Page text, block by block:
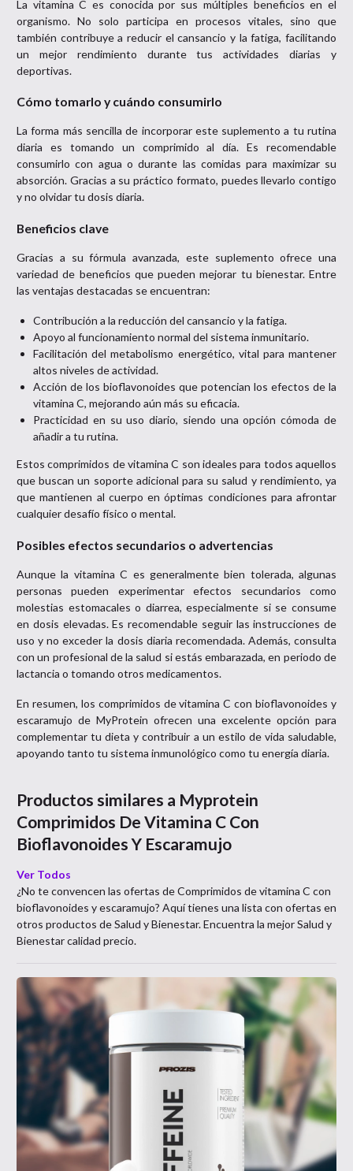
La vitamina C es conocida por sus múltiples beneficios en el
organismo. No solo participa en procesos vitales, sino que
también contribuye a reducir el cansancio y la fatiga, facilitando
un mejor rendimiento durante tus actividades diarias y
deportivas.
Cómo tomarlo y cuándo consumirlo
La forma más sencilla de incorporar este suplemento a tu rutina
diaria es tomando un comprimido al día. Es recomendable
consumirlo con agua o durante las comidas para maximizar su
absorción. Gracias a su práctico formato, puedes llevarlo contigo
y no olvidar tu dosis diaria.
Beneficios clave
Gracias a su fórmula avanzada, este suplemento ofrece una
variedad de beneficios que pueden mejorar tu bienestar. Entre
las ventajas destacadas se encuentran:
Contribución a la reducción del cansancio y la fatiga.
Apoyo al funcionamiento normal del sistema inmunitario.
Facilitación del metabolismo energético, vital para mantener
altos niveles de actividad.
Acción de los bioflavonoides que potencian los efectos de la
vitamina C, mejorando aún más su eficacia.
Practicidad en su uso diario, siendo una opción cómoda de
añadir a tu rutina.
Estos comprimidos de vitamina C son ideales para todos aquellos
que buscan un soporte adicional para su salud y rendimiento, ya
que mantienen al cuerpo en óptimas condiciones para afrontar
cualquier desafío físico o mental.
Posibles efectos secundarios o advertencias
Aunque la vitamina C es generalmente bien tolerada, algunas
personas pueden experimentar efectos secundarios como
molestias estomacales o diarrea, especialmente si se consume
en dosis elevadas. Es recomendable seguir las instrucciones de
uso y no exceder la dosis diaria recomendada. Además, consulta
con un profesional de la salud si estás embarazada, en periodo de
lactancia o tomando otros medicamentos.
En resumen, los comprimidos de vitamina C con bioflavonoides y
escaramujo de MyProtein ofrecen una excelente opción para
complementar tu dieta y contribuir a un estilo de vida saludable,
apoyando tanto tu sistema inmunológico como tu energía diaria.
Productos similares a Myprotein
Comprimidos De Vitamina C Con
Bioflavonoides Y Escaramujo
Ver Todos
¿No te convencen las ofertas deComprimidos de vitamina C con
bioflavonoides y escaramujo? Aquí tienes una lista con ofertas en
otros productos deSalud y Bienestar. Encuentra la mejorSalud y
Bienestarcalidad precio.